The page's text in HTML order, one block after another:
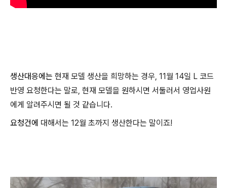
생산대응에는 현재 모델 생산을 희망하는 경우, 11월 14일 L 코드
반영 요청한다는 말로, 현재 모델을 원하시면 서둘러서 영업사원
에게 알려주시면 될 것 같습니다.
요청건에 대해서는 12월 초까지 생산한다는 말이죠!